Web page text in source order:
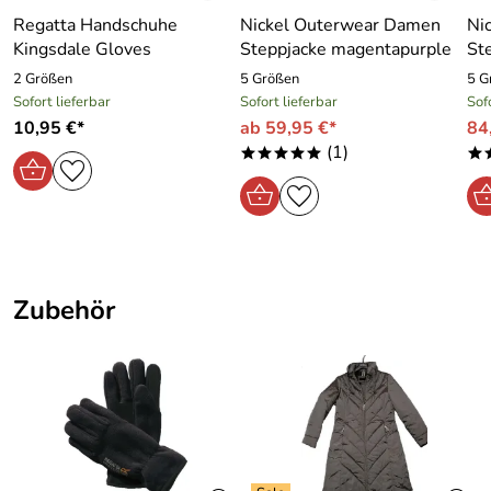
Details des Kai Balke Sets:
Material : 50 % Wolle, 50 % Polyacryl
Breite ca. 30 cm , Länge ca. 160 cm,
Farbe: schwarz
Mütze innen mit Fleece gefüttert
Regatta Handschuhe
Kingsdale Gloves
2 Größen
Sofort lieferbar
10,95 €*
Nickel Outerwear Damen
Steppjacke magentapurple
5 Größen
Sofort lieferbar
ab 59,95 €*
***** (1)
5
Zubehör